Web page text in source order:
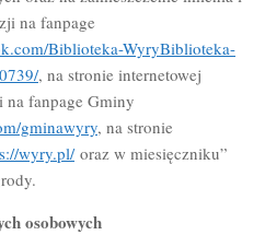
na fanpage
Biblioteka-WyryBiblioteka-
, na stronie internetowej
fanpage Gminy
gminawyry, na stronie
wyry.pl/oraz w miesięczniku”
osobowych